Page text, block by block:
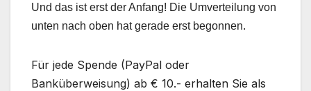
Und das ist erst der Anfang! Die Umverteilung von
unten nach oben hat gerade erst begonnen.
Für jede Spende (PayPal oder
Banküberweisung) ab € 10.- erhalten Sie als